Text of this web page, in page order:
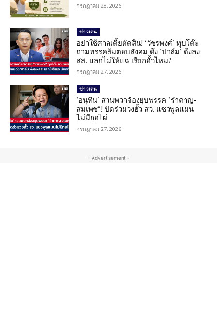
กรกฎาคม 28, 2026
ข่าวเด่น
อย่าใช้ศาลเตี้ยตัดสิน! ‘วัชรพงศ์’ ทุบโต๊ะ
ถามพรรคส้มตอบสังคม ดึง ‘ปาล์ม’ ดึงลง
สส. แลกไม่ให้แฉ เรียกฮั้วไหม?
กรกฎาคม 27, 2026
ข่าวเด่น
‘อนุทิน’ สวนพวกจ้องยุบพรรค “รำคาญ-
สมเพช”! ปัดร่วมวงฮั้ว สว. แซวพูลแมน
ไม่มีกอไผ่
กรกฎาคม 27, 2026
- Advertisement -